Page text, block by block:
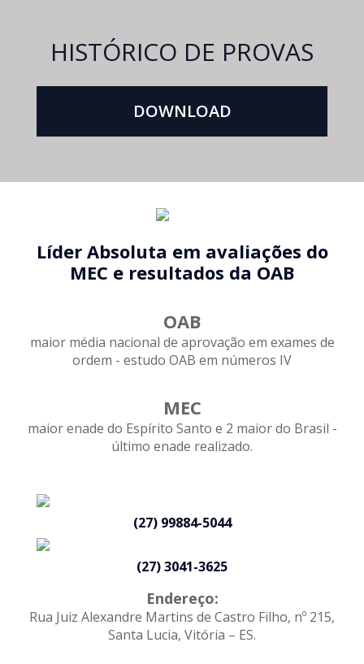
HISTÓRICO DE PROVAS
DOWNLOAD
Líder Absoluta em avaliações do
MEC e resultados da OAB
OAB
maior média nacional de aprovação em exames de
ordem - estudo OAB em números IV
MEC
maior enade do Espírito Santo e 2 maior do Brasil -
último enade realizado.
(27) 99884-5044
(27) 3041-3625
Endereço:
Rua Juiz Alexandre Martins de Castro Filho, nº 215,
Santa Lucia, Vitória – ES.